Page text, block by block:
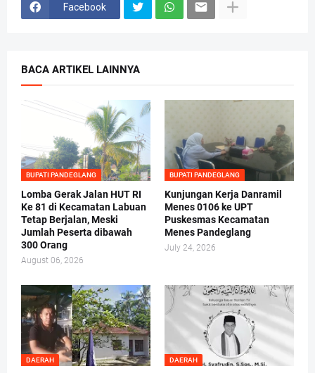
Facebook
BACA ARTIKEL LAINNYA
BUPATI PANDEGLANG
Lomba Gerak Jalan HUT RI
Ke 81 di Kecamatan Labuan
Tetap Berjalan, Meski
Jumlah Peserta dibawah
300 Orang
August 06, 2026
BUPATI PANDEGLANG
Kunjungan Kerja Danramil
Menes 0106 ke UPT
Puskesmas Kecamatan
Menes Pandeglang
July 24, 2026
DAERAH DAERAH